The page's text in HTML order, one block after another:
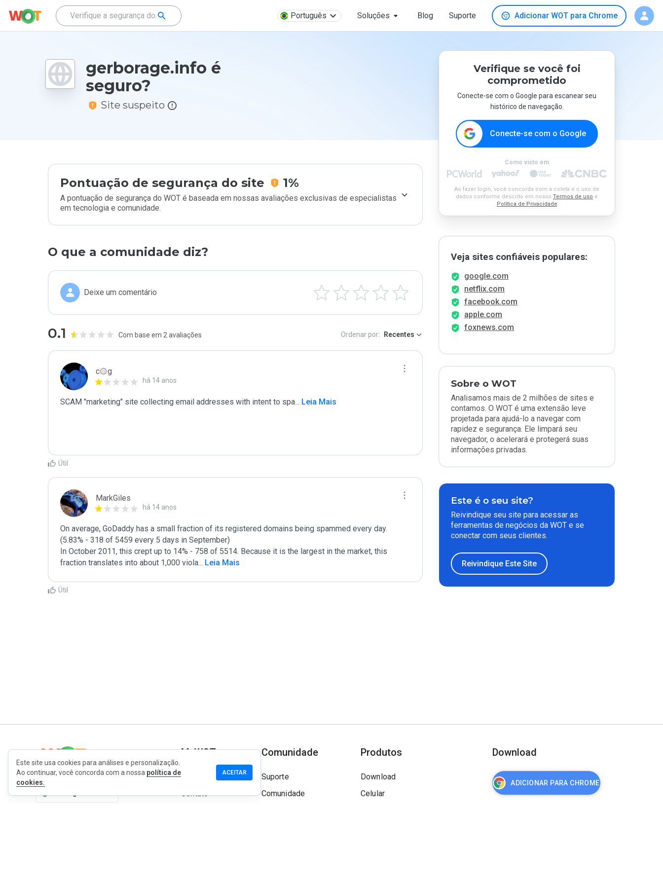
Português Soluções Blog Suporte Adicionar WOT para Chrome
gerborage.info é
seguro?
Site suspeito
Pontuação de segurança do site 1%
A pontuação de segurança do WOT é baseada em nossas avaliações exclusivas de especialistas
em tecnologia e comunidade.
O que a comunidade diz?
Deixe um comentário
0.1 Com base em 2 avaliações Ordenar por: Recentes
c۞g
há 14 anos
SCAM "marketing" site collecting email addresses with intent to spa... Leia Mais
Útil
MarkGiles
há 14 anos
On average, GoDaddy has a small fraction of its registered domains being spammed every day.
(5.83% - 318 of 5459 every 5 days in September)
In October 2011, this crept up to 14% - 758 of 5514. Because it is the largest in the market, this
fraction translates into about 1,000 viola... Leia Mais
Útil
Verifique se você foi
comprometido
Conecte-se com o Google para escanear seu
histórico de navegação.
Conecte-se com o Google
Como visto em
Ao fazer login, você concorda com a coleta e o uso de
dados conforme descrito em nosso Termos de uso e
Política de Privacidade
Veja sites confiáveis populares:
google.com
netflix.com
facebook.com
apple.com
foxnews.com
Sobre o WOT
Analisamos mais de 2 milhões de sites e
contamos. O WOT é uma extensão leve
projetada para ajudá-lo a navegar com
rapidez e segurança. Ele limpará seu
navegador, o acelerará e protegerá suas
informações privadas.
Este é o seu site?
Reivindique seu site para acessar as
ferramentas de negócios da WOT e se
conectar com seus clientes.
Reivindique Este Site
MyWOT
Sobre Nós
Contato
Comunidade
Suporte
Comunidade
Produtos
Download
Celular
Download
ADICIONAR PARA CHROME
Este site usa cookies para análises e personalização.
Ao continuar, você concorda com a nossa política de
cookies.
ACEITAR